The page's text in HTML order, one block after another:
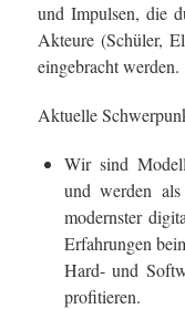
und Impulsen, die
Akteure (Schüler,
eingebracht werden.
Aktuelle
Wir sind
und werden
modernster
Erfahrungen
Hard- und
profitieren.